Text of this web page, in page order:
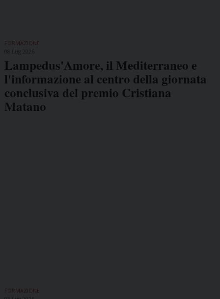
FORMAZIONE
Lampedus'Amore, il Mediterraneo e
l'informazione al centro della giornata
conclusiva del premio Cristiana
Matano
FORMAZIONE